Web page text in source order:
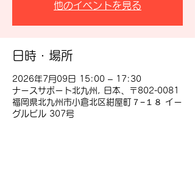
他のイベントを見る
日時・場所
2026年7月09日 15:00 – 17:30
ナースサポート北九州, 日本、〒802-0081
福岡県北九州市小倉北区紺屋町７−１８ イー
グルビル 307号